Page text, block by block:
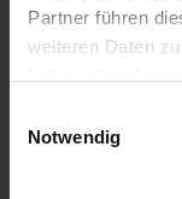
Partner führen
weiteren Daten
Notwendig
Patienten
Übersicht